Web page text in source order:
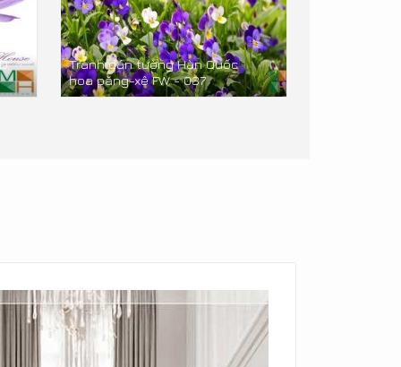
Tranh dán tường Hàn Quốc
hoa păng-xê FW - 037